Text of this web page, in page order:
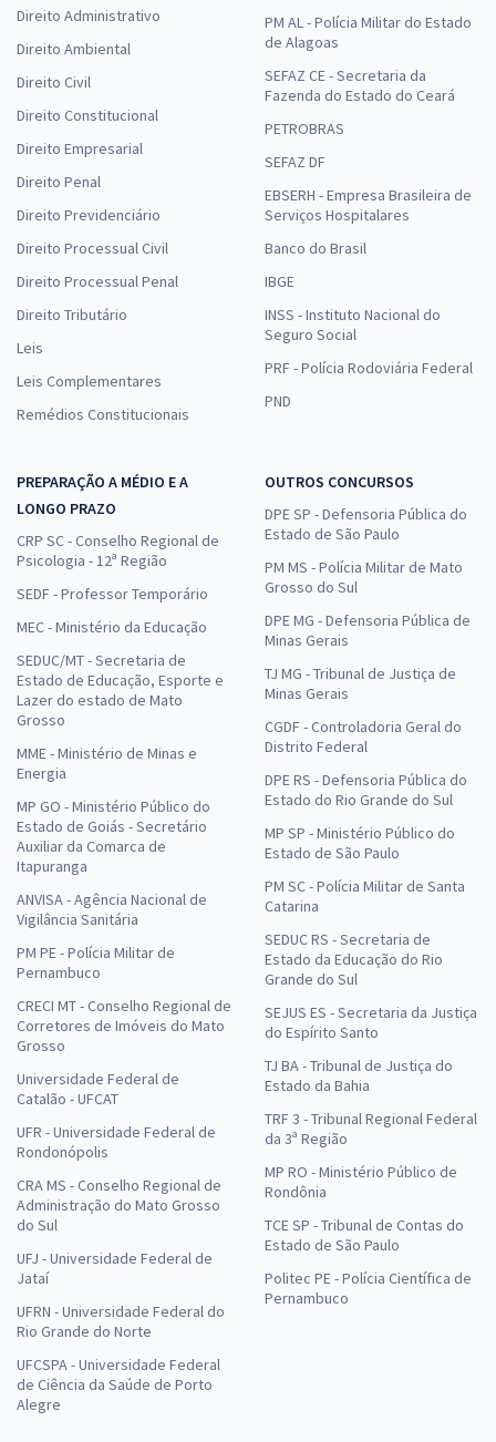
Direito Administrativo
Direito Ambiental
Direito Civil
Direito Constitucional
Direito Empresarial
Direito Penal
Direito Previdenciário
Direito Processual Civil
Direito Processual Penal
Direito Tributário
Leis
Leis Complementares
Remédios Constitucionais
PM AL - Polícia Militar do Estado
de Alagoas
SEFAZ CE - Secretaria da
Fazenda do Estado do Ceará
PETROBRAS
SEFAZ DF
EBSERH - Empresa Brasileira de
Serviços Hospitalares
Banco do Brasil
IBGE
INSS - Instituto Nacional do
Seguro Social
PRF - Polícia Rodoviária Federal
PND
PREPARAÇÃO A MÉDIO E A
LONGO PRAZO
CRP SC - Conselho Regional de
Psicologia - 12ª Região
SEDF - Professor Temporário
MEC - Ministério da Educação
SEDUC/MT - Secretaria de
Estado de Educação, Esporte e
Lazer do estado de Mato
Grosso
MME - Ministério de Minas e
Energia
MP GO - Ministério Público do
Estado de Goiás - Secretário
Auxiliar da Comarca de
Itapuranga
ANVISA - Agência Nacional de
Vigilância Sanitária
PM PE - Polícia Militar de
Pernambuco
CRECI MT - Conselho Regional de
Corretores de Imóveis do Mato
Grosso
Universidade Federal de
Catalão - UFCAT
UFR - Universidade Federal de
Rondonópolis
CRA MS - Conselho Regional de
Administração do Mato Grosso
do Sul
UFJ - Universidade Federal de
Jataí
UFRN - Universidade Federal do
Rio Grande do Norte
UFCSPA - Universidade Federal
de Ciência da Saúde de Porto
Alegre
OUTROS CONCURSOS
DPE SP - Defensoria Pública do
Estado de São Paulo
PM MS - Polícia Militar de Mato
Grosso do Sul
DPE MG - Defensoria Pública de
Minas Gerais
TJ MG - Tribunal de Justiça de
Minas Gerais
CGDF - Controladoria Geral do
Distrito Federal
DPE RS - Defensoria Pública do
Estado do Rio Grande do Sul
MP SP - Ministério Público do
Estado de São Paulo
PM SC - Polícia Militar de Santa
Catarina
SEDUC RS - Secretaria de
Estado da Educação do Rio
Grande do Sul
SEJUS ES - Secretaria da Justiça
do Espírito Santo
TJ BA - Tribunal de Justiça do
Estado da Bahia
TRF 3 - Tribunal Regional Federal
da 3ª Região
MP RO - Ministério Público de
Rondônia
TCE SP - Tribunal de Contas do
Estado de São Paulo
Politec PE - Polícia Científica de
Pernambuco